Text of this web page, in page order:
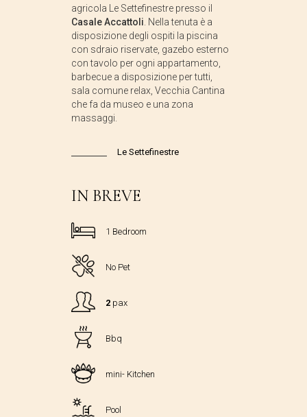
agricola Le Settefinestre presso il
Casale Accattoli. Nella tenuta è a
disposizione degli ospiti la piscina
con sdraio riservate, gazebo esterno
con tavolo per ogni appartamento,
barbecue a disposizione per tutti,
sala comune relax, Vecchia Cantina
che fa da museo e una zona
massaggi.
Le Settefinestre
IN BREVE
1 Bedroom
No Pet
2 pax
Bbq
mini- Kitchen
Pool